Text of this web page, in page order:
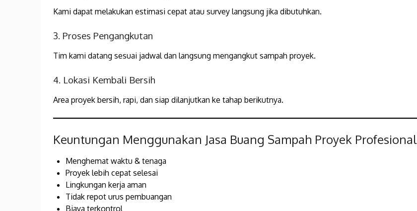
Kami dapat melakukan estimasi cepat atau survey langsung jika dibutuhkan.
3. Proses Pengangkutan
Tim kami datang sesuai jadwal dan langsung mengangkut sampah proyek.
4. Lokasi Kembali Bersih
Area proyek bersih, rapi, dan siap dilanjutkan ke tahap berikutnya.
Keuntungan Menggunakan Jasa Buang Sampah Proyek Profesional
Menghemat waktu & tenaga
Proyek lebih cepat selesai
Lingkungan kerja aman
Tidak repot urus pembuangan
Biaya terkontrol